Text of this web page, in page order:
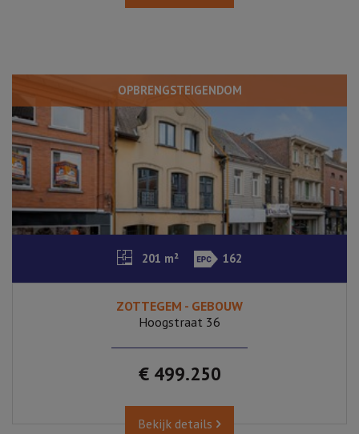
OPBRENGSTEIGENDOM
201 m² 162
ZOTTEGEM - GEBOUW
Hoogstraat 36
€ 499.250
Bekijk details